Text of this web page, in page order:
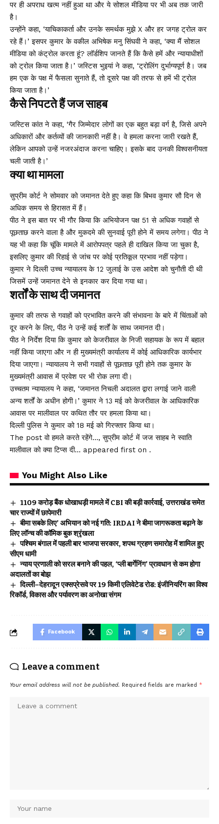
पर ही अपराध खत्म नहीं हुआ था और ये सोशल मीडिया पर भी अब तक जारी
है।
उन्होंने कहा, ‘याचिकाकर्ता और उनके समर्थक मुझे X और हर जगह ट्रोल कर
रहे हैं।’ इसपर कुमार के वकील अभिषेक मनु सिंघवी ने कहा, ‘क्या मैं सोशल
मीडिया को कंट्रोल करता हूं? लॉर्डशिप जानते हैं कि कैसे हमें और न्यायाधीशों
को ट्रोल किया जाता है।’ जस्टिस भुइयां ने कहा, ‘ट्रोलिंग दुर्भाग्यपूर्ण है। जब
हम एक के पक्ष में फैसला सुनाते हैं, तो दूसरे पक्ष की तरफ से हमें भी ट्रोल
किया जाता है।’
कैसे निपटते हैं जज साहब
जस्टिस कांत ने कहा, ‘गैर जिम्मेदार लोगों का एक बहुत बड़ा वर्ग है, जिसे अपने
अधिकारों और कर्तव्यों की जानकारी नहीं है। वे हमला करना जारी रखते हैं,
लेकिन आपको उन्हें नजरअंदाज करना चाहिए। इसके बाद उनकी विश्वसनीयता
चली जाती है।’
क्या था मामला
सुप्रीम कोर्ट ने सोमवार को जमानत देते हुए कहा कि बिभव कुमार सौ दिन से
अधिक समय से हिरासत में हैं।
पीठ ने इस बात पर भी गौर किया कि अभियोजन पक्ष 51 से अधिक गवाहों से
पूछताछ करने वाला है और मुकदमे की सुनवाई पूरी होने में समय लगेगा। पीठ ने
यह भी कहा कि चूंकि मामले में आरोपपत्र पहले ही दाखिल किया जा चुका है,
इसलिए कुमार की रिहाई से जांच पर कोई प्रतिकूल प्रभाव नहीं पड़ेगा।
कुमार ने दिल्ली उच्च न्यायालय के 12 जुलाई के उस आदेश को चुनौती दी थी
जिसमें उन्हें जमानत देने से इनकार कर दिया गया था।
शर्तों के साथ दी जमानत
कुमार की तरफ से गवाहों को प्रभावित करने की संभावना के बारे में चिंताओं को
दूर करने के लिए, पीठ ने उन्हें कई शर्तों के साथ जमानत दी।
पीठ ने निर्देश दिया कि कुमार को केजरीवाल के निजी सहायक के रूप में बहाल
नहीं किया जाएगा और न ही मुख्यमंत्री कार्यालय में कोई आधिकारिक कार्यभार
दिया जाएगा। न्यायालय ने सभी गवाहों से पूछताछ पूरी होने तक कुमार के
मुख्यमंत्री आवास में प्रवेश पर भी रोक लगा दी।
उच्चतम न्यायालय ने कहा, ‘जमानत निचली अदालत द्वारा लगाई जाने वाली
अन्य शर्तों के अधीन होगी।’ कुमार ने 13 मई को केजरीवाल के आधिकारिक
आवास पर मालीवाल पर कथित तौर पर हमला किया था।
दिल्ली पुलिस ने कुमार को 18 मई को गिरफ्तार किया था।
The post वो हमले करते रहेंगे…, सुप्रीम कोर्ट में जज साहब ने स्वाति
मालीवाल को क्या टिप्स दी… appeared first on .
You Might Also Like
₹1109 करोड़ बैंक धोखाधड़ी मामले में CBI की बड़ी कार्रवाई, उत्तराखंड समेत
चार राज्यों में छापेमारी
बीमा सबके लिए’ अभियान को नई गति: IRDAI ने बीमा जागरूकता बढ़ाने के
लिए लॉन्च की कॉमिक बुक श्रृंखला
पश्चिम बंगाल में पहली बार भाजपा सरकार, शपथ ग्रहण समारोह में शामिल हुए
सीएम धामी
न्याय प्रणाली को सरल बनाने की पहल, ‘प्ली बार्गेनिंग’ प्रावधान से कम होगा
अदालतों का बोझ
दिल्ली–देहरादून एक्सप्रेसवे पर 19 किमी एलिवेटेड रोड: इंजीनियरिंग का विश्व
रिकॉर्ड, विकास और पर्यावरण का अनोखा संगम
Facebook
Leave a comment
Your email address will not be published. Required fields are marked *